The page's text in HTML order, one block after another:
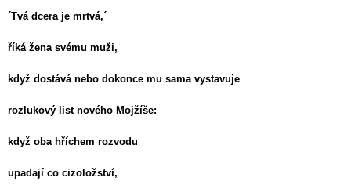
´Tvá dcera je mrtvá,´
říká žena svému muži,
když dostává nebo dokonce mu sama vystavuje
rozlukový list nového Mojžíše:
když oba hříchem rozvodu
upadají co cizoložství,